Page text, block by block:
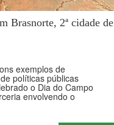
Brasnorte, 2ª cidade de
exemplos de
políticas públicas
o Dia do Campo
envolvendo o